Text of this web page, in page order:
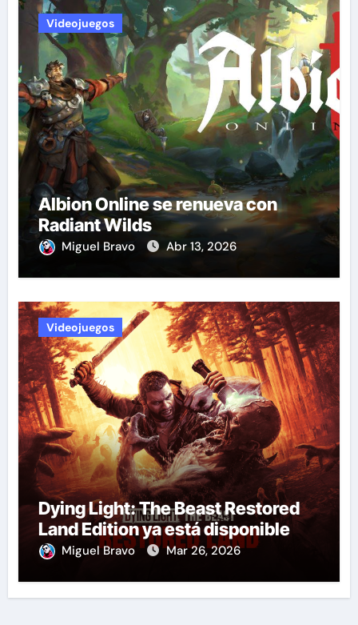
Videojuegos
Albion Online se renueva con
Radiant Wilds
Miguel Bravo Abr 13, 2026
Videojuegos
Dying Light: The Beast Restored
Land Edition ya está disponible
Miguel Bravo Mar 26, 2026